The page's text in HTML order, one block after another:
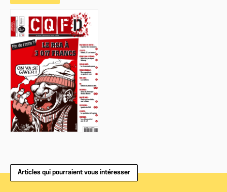
Articles qui pourraient vous intéresser